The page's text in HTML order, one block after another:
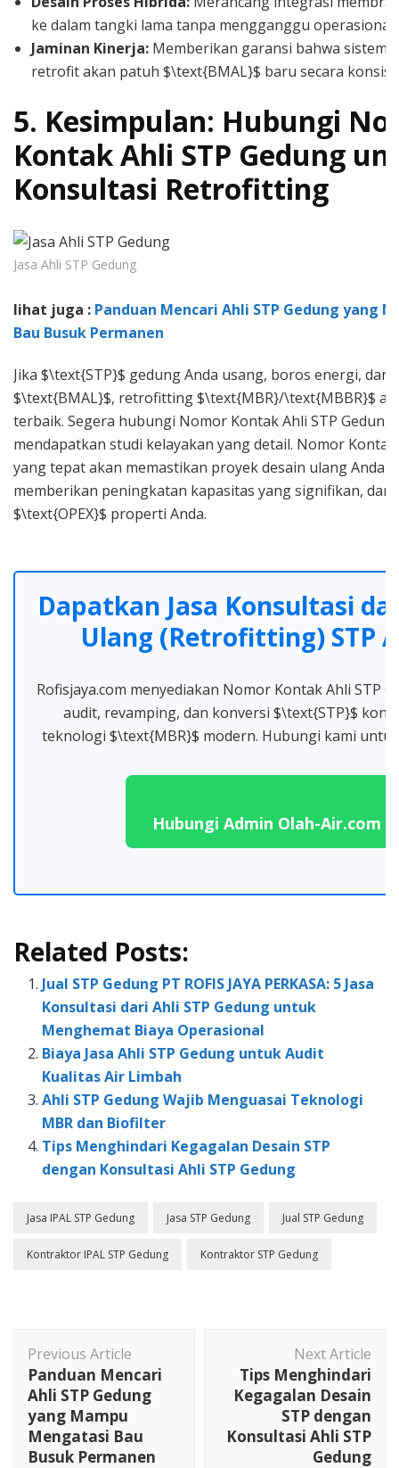
ke dalam tangki lama tanpa mengganggu operasional
Jaminan Kinerja: Memberikan garansi bahwa sistem
retrofit akan patuh $\text{BMAL}$ baru secara
5. Kesimpulan: Hubungi
Kontak Ahli STP Gedung
Konsultasi Retrofitting
Jasa Ahli STP Gedung
lihat juga : Panduan Mencari Ahli STP Gedung yang
Bau Busuk Permanen
Jika $\text{STP}$ gedung Anda usang, boros energi, dan
$\text{BMAL}$, retrofitting $\text{MBR}/\text{MBBR}$
terbaik. Segera hubungi Nomor Kontak Ahli STP
mendapatkan studi kelayakan yang detail. Nomor Kontak
yang tepat akan memastikan proyek desain ulang Anda
memberikan peningkatan kapasitas yang signifikan, dan
$\text{OPEX}$ properti Anda.
Dapatkan Jasa Konsultasi
Ulang (Retrofitting) STP
Rofisjaya.com menyediakan Nomor Kontak Ahli STP
audit, revamping, dan konversi $\text{STP}$
teknologi $\text{MBR}$ modern. Hubungi kami
Hubungi Admin Olah-Air.com
Related Posts:
Jual STP Gedung PT ROFIS JAYA PERKASA: 5 Jasa
Konsultasi dari Ahli STP Gedung untuk
Menghemat Biaya Operasional
Biaya Jasa Ahli STP Gedung untuk Audit
Kualitas Air Limbah
Ahli STP Gedung Wajib Menguasai Teknologi
MBR dan Biofilter
Tips Menghindari Kegagalan Desain STP
dengan Konsultasi Ahli STP Gedung
Jasa IPAL STP Gedung Jasa STP Gedung Jual STP Gedung
Kontraktor IPAL STP Gedung Kontraktor STP Gedung
Navigation
Previous Article
Panduan Mencari
Ahli STP Gedung
yang Mampu
Mengatasi Bau
Busuk Permanen
Next Article
Tips Menghindari
Kegagalan Desain
STP dengan
Konsultasi Ahli STP
Gedung